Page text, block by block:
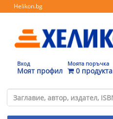
Helikon.bg
Вход
Моят профил
Моята поръчка
0 продукта